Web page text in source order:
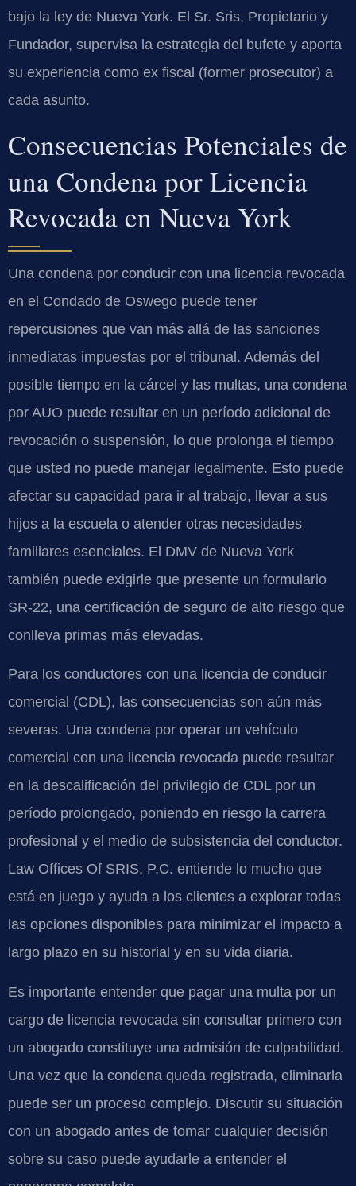
bajo la ley de Nueva York. El Sr. Sris, Propietario y
Fundador, supervisa la estrategia del bufete y aporta
su experiencia como ex fiscal (former prosecutor) a
cada asunto.
Consecuencias Potenciales de
una Condena por Licencia
Revocada en Nueva York
Una condena por conducir con una licencia revocada
en el Condado de Oswego puede tener
repercusiones que van más allá de las sanciones
inmediatas impuestas por el tribunal. Además del
posible tiempo en la cárcel y las multas, una condena
por AUO puede resultar en un período adicional de
revocación o suspensión, lo que prolonga el tiempo
que usted no puede manejar legalmente. Esto puede
afectar su capacidad para ir al trabajo, llevar a sus
hijos a la escuela o atender otras necesidades
familiares esenciales. El DMV de Nueva York
también puede exigirle que presente un formulario
SR-22, una certificación de seguro de alto riesgo que
conlleva primas más elevadas.
Para los conductores con una licencia de conducir
comercial (CDL), las consecuencias son aún más
severas. Una condena por operar un vehículo
comercial con una licencia revocada puede resultar
en la descalificación del privilegio de CDL por un
período prolongado, poniendo en riesgo la carrera
profesional y el medio de subsistencia del conductor.
Law Offices Of SRIS, P.C. entiende lo mucho que
está en juego y ayuda a los clientes a explorar todas
las opciones disponibles para minimizar el impacto a
largo plazo en su historial y en su vida diaria.
Es importante entender que pagar una multa por un
cargo de licencia revocada sin consultar primero con
un abogado constituye una admisión de culpabilidad.
Una vez que la condena queda registrada, eliminarla
puede ser un proceso complejo. Discutir su situación
con un abogado antes de tomar cualquier decisión
sobre su caso puede ayudarle a entender el